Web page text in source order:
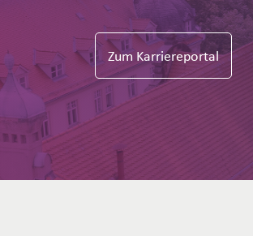
Zum Karriereportal